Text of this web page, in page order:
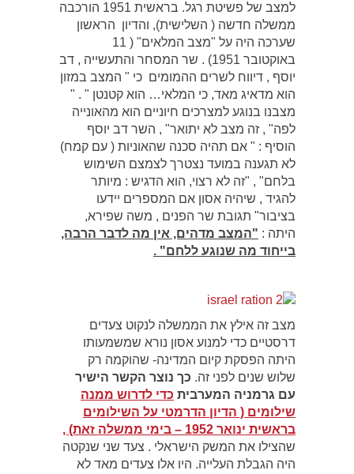
למצב של פשיטת רגל. בראשית 1951 הורכבה
ממשלה חדשה ( השלישית), והדיון הראשון
שערכה היה על "מצב המלאים" ( 11
באוקטובר 1951) . שר המסחר והתעשייה , דב
יוסף , דיווח לשרים ההמומים כי " המצב במזון
הוא מדאיג מאד, כי המלאי… הוא קטנטן " . "
מצבנו בנוגע למצרכים חיוניים הוא מהאונייה
לפה" , זה מצב לא יתואר" , השר דב יוסף
הוסיף : " אם תהיה סכנה שהאוניות ( עם קמח)
לא תגענה במועד נצטרך לצמצם השימוש
בלחם" , "זה לא רצוי, הוא הדגיש : מיותר
להגיד , שיהיה אסון אם המספרים יידעו
בציבור" תגובת שר הפנים , משה שפירא,
היתה : "המצב מדהים, אין מה לדבר הרבה,
בייחוד מה שנוגע ללחם" .
מצב זה אילץ את הממשלה לנקוט צעדים
דרסטיים כדי למנוע אסון נורא שמשמעותו
היתה הפסקת קיום המדינה- שהוקמה רק
שלוש שנים לפני זה. כך נוצר הקשר הישיר
עם גרמניה המערבית כדי לדרוש ממנה
שילומים ( הדיון הדרמטי על השילומים
בראשית ינואר 1952 – בימי ממשלה זאת) ,
שהצילו את המשק הישראלי . צעד שני שנקטה
היה הגבלת העלייה. היו אלו צעדים מאד לא